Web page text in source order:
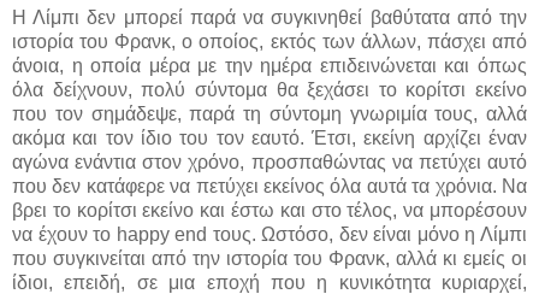
Η Λίμπι δεν μπορεί παρά να συγκινηθεί βαθύτατα από την
ιστορία του Φρανκ, ο οποίος, εκτός των άλλων, πάσχει από
άνοια, η οποία μέρα με την ημέρα επιδεινώνεται και όπως
όλα δείχνουν, πολύ σύντομα θα ξεχάσει το κορίτσι εκείνο
που τον σημάδεψε, παρά τη σύντομη γνωριμία τους, αλλά
ακόμα και τον ίδιο του τον εαυτό. Έτσι, εκείνη αρχίζει έναν
αγώνα ενάντια στον χρόνο, προσπαθώντας να πετύχει αυτό
που δεν κατάφερε να πετύχει εκείνος όλα αυτά τα χρόνια. Να
βρει το κορίτσι εκείνο και έστω και στο τέλος, να μπορέσουν
να έχουν το happy end τους. Ωστόσο, δεν είναι μόνο η Λίμπι
που συγκινείται από την ιστορία του Φρανκ, αλλά κι εμείς οι
ίδιοι, επειδή, σε μια εποχή που η κυνικότητα κυριαρχεί,